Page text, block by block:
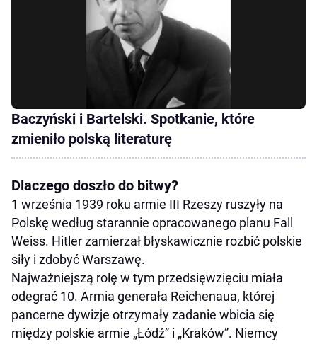
Baczyński i Bartelski. Spotkanie, które
zmieniło polską literaturę
Dlaczego doszło do bitwy?
1 września 1939 roku armie III Rzeszy ruszyły na
Polskę według starannie opracowanego planu Fall
Weiss. Hitler zamierzał błyskawicznie rozbić polskie
siły i zdobyć Warszawę.
Najważniejszą rolę w tym przedsięwzięciu miała
odegrać 10. Armia generała Reichenaua, której
pancerne dywizje otrzymały zadanie wbicia się
między polskie armie „Łódź” i „Kraków”. Niemcy